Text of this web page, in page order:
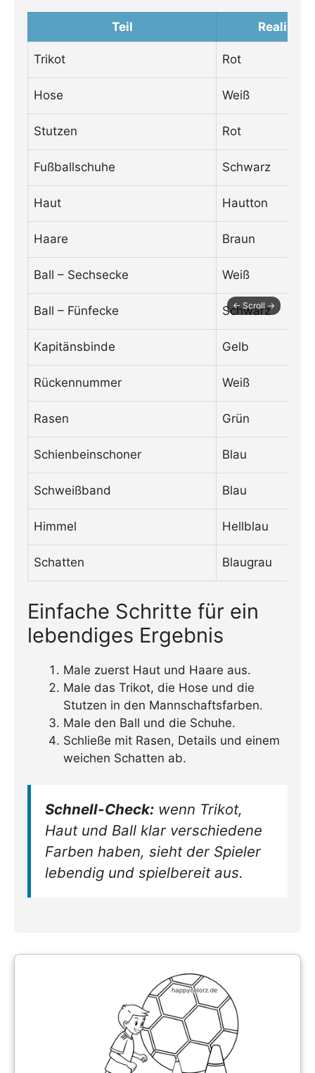
Teil
Trikot Rot
Hose Weiß
Stutzen Rot
Fußballschuhe Schwarz
Haut Hautton
Haare Braun
Ball – Sechsecke Weiß
Ball – Fünfecke Schwarz
Kapitänsbinde Gelb
Rückennummer Weiß
Rasen Grün
Schienbeinschoner Blau
Schweißband Blau
Himmel Hellblau
Schatten Blaugrau
Einfache Schritte für ein
lebendiges Ergebnis
Male zuerst Haut und Haare aus.
Male das Trikot, die Hose und die
Stutzen in den Mannschaftsfarben.
Male den Ball und die Schuhe.
Schließe mit Rasen, Details und einem
weichen Schatten ab.
Schnell-Check: wenn Trikot,
Haut und Ball klar verschiedene
Farben haben, sieht der Spieler
lebendig und spielbereit aus.